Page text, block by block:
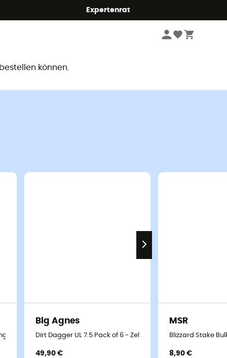
Expertenrat
können.
Big Agnes
Dirt Dagger UL 7.5 Pack of 6 - Zeltheringe
49,90 €
MSR
Blizzard Stake
8,90 €